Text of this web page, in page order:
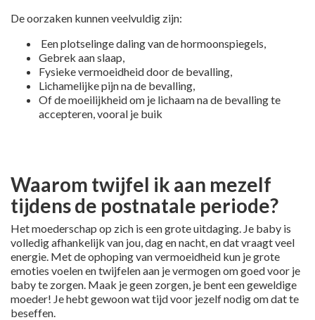
De oorzaken kunnen veelvuldig zijn:
Een plotselinge daling van de hormoonspiegels,
Gebrek aan slaap,
Fysieke vermoeidheid door de bevalling,
Lichamelijke pijn na de bevalling,
Of de moeilijkheid om je lichaam na de bevalling te
accepteren, vooral je buik
Waarom twijfel ik aan mezelf
tijdens de postnatale periode?
Het moederschap op zich is een grote uitdaging. Je baby is
volledig afhankelijk van jou, dag en nacht, en dat vraagt veel
energie. Met de ophoping van vermoeidheid kun je grote
emoties voelen en twijfelen aan je vermogen om goed voor je
baby te zorgen. Maak je geen zorgen, je bent een geweldige
moeder! Je hebt gewoon wat tijd voor jezelf nodig om dat te
beseffen.